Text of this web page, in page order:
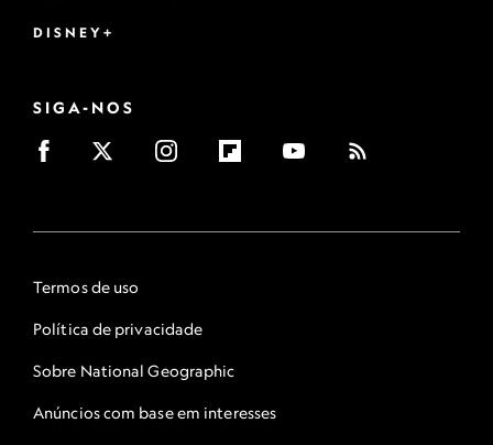
DISNEY+
SIGA-NOS
Termos de uso
Política de privacidade
Sobre National Geographic
Anúncios com base em interesses